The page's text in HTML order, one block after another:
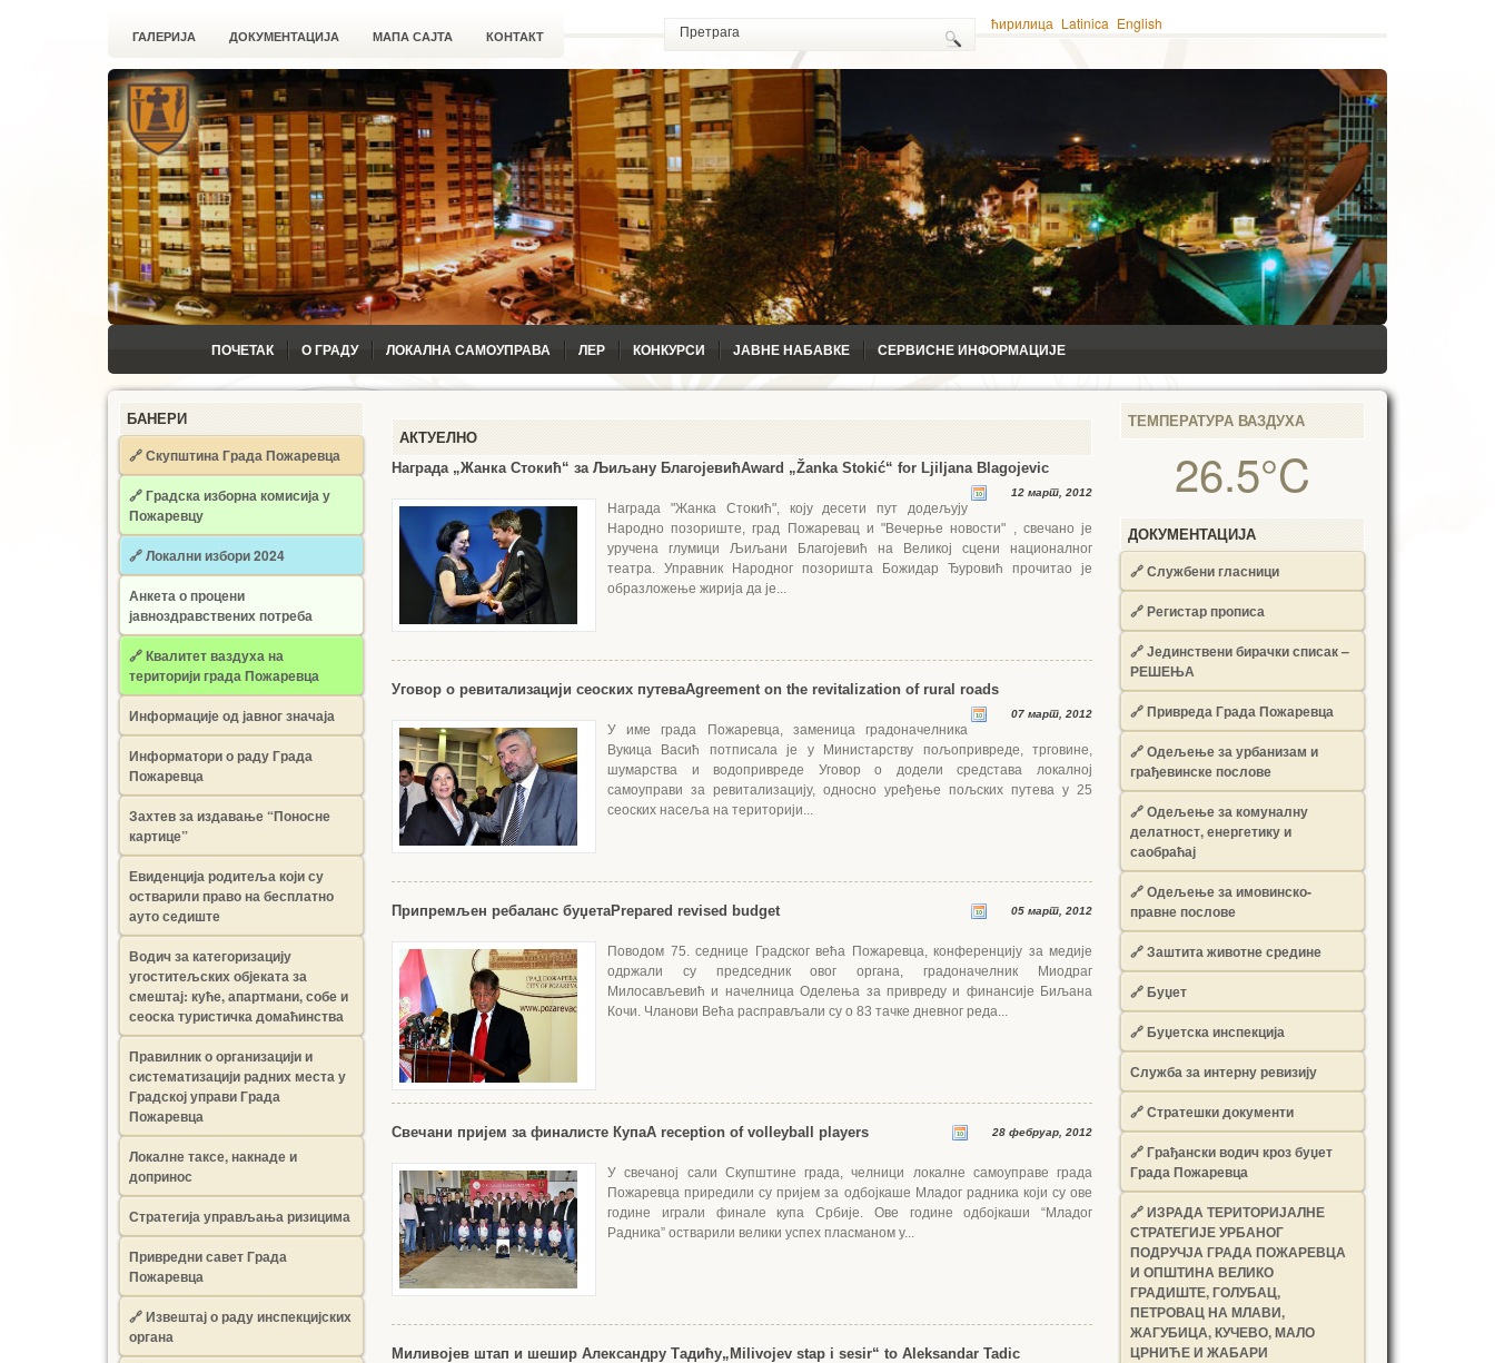
ГАЛЕРИЈА ДОКУМЕНТАЦИЈА МАПА САЈТА КОНТАКТ
ћирилица Latinica English
ПОЧЕТАК О ГРАДУ ЛОКАЛНА САМОУПРАВА ЛЕР КОНКУРСИ ЈАВНЕ НАБАВКЕ СЕРВИСНЕ ИНФОРМАЦИЈЕ
БАНЕРИ
🔗 Скупштина Града Пожаревца
🔗Градска изборна комисија у
Пожаревцу
🔗 Локални избори 2024
Анкета о процени
јавноздравствених потреба
🔗 Квалитет ваздуха на
територији града Пожаревца
Информације од јавног значаја
Информатори о раду Града
Пожаревца
Захтев за издавање “Поносне
картице”
Евиденција родитеља који су
остварили право на бесплатно
ауто седиште
Водич за категоризацију
угоститељских објеката за
смештај: куће, апартмани, собе и
сеоска туристичка домаћинства
Правилник о организацији и
систематизацији радних места у
Градској управи Града
Пожаревца
Локалне таксе, накнаде и
допринос
Стратегија управљања ризицима
Привредни савет Града
Пожаревца
🔗Извештај о раду инспекцијских
органа
АКТУЕЛНО
Награда „Жанка Стокић“ за Љиљану БлагојевићAward „Žanka Stokić“ for Ljiljana Blagojevic
12 март, 2012
Награда "Жанка Стокић", коју десети пут додељују
Народно позориште, град Пожаревац и "Вечерње новости" , свечано је
уручена глумици Љиљани Благојевић на Великој сцени националног
театра. Управник Народног позоришта Божидар Ђуровић прочитао је
образложење жирија да је...
Уговор о ревитализацији сеоских путеваAgreement on the revitalization of rural roads
07 март, 2012
У име града Пожаревца, заменица градоначелника
Вукица Васић потписала је у Министарству пољопривреде, трговине,
шумарства и водопривреде Уговор о додели средстава локалној
самоуправи за ревитализацију, односно уређење пољских путева у 25
сеоских насеља на територији...
Припремљен ребаланс буџетаPrepared revised budget 05 март, 2012
Поводом 75. седнице Градског већа Пожаревца, конференцију за медије
одржали су председник овог органа, градоначелник Миодраг
Милосављевић и начелница Оделења за привреду и финансије Биљана
Кочи. Чланови Већа расправљали су о 83 тачке дневног реда...
Свечани пријем за финалисте КупаA reception of volleyball players 28 фебруар, 2012
У свечаној сали Скупштине града, челници локалне самоуправе града
Пожаревца приредили су пријем за одбојкаше Младог радника који су ове
године играли финале купа Србије. Ове године одбојкаши “Младог
Радника” остварили велики успех пласманом у...
Миливојев штап и шешир Александру Тадићу„Milivojev stap i sesir“ to Aleksandar Tadic
ТЕМПЕРАТУРА ВАЗДУХА
26.5°C
ДОКУМЕНТАЦИЈА
🔗Службени гласници
🔗Регистар прописа
🔗Јединствени бирачки списак –
РЕШЕЊА
🔗Привреда Града Пожаревца
🔗Одељење за урбанизам и
грађевинске послове
🔗Одељење за комуналну
делатност, енергетику и
саобраћај
🔗Одељење за имовинско-
правне послове
🔗Заштита животне средине
🔗Буџет
🔗Буџетска инспекција
Служба за интерну ревизију
🔗Стратешки документи
🔗Грађански водич кроз буџет
Града Пожаревца
🔗ИЗРАДА ТЕРИТОРИЈАЛНЕ
СТРАТЕГИЈЕ УРБАНОГ
ПОДРУЧЈА ГРАДА ПОЖАРЕВЦА
И ОПШТИНА ВЕЛИКО
ГРАДИШТЕ, ГОЛУБАЦ,
ПЕТРОВАЦ НА МЛАВИ,
ЖАГУБИЦА, КУЧЕВО, МАЛО
ЦРНИЋЕ И ЖАБАРИ